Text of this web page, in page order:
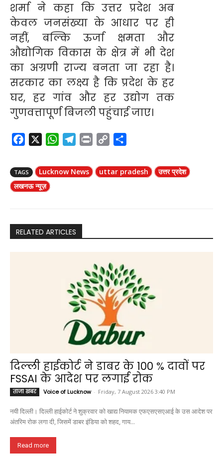
शर्मा ने कहा कि उत्तर प्रदेश अब
केवल जनसंख्या के आधार पर ही
नहीं, बल्कि ऊर्जा क्षमता और
औद्योगिक विकास के क्षेत्र में भी देश
का अग्रणी राज्य बनता जा रहा है।
सरकार का लक्ष्य है कि प्रदेश के हर
घर, हर गांव और हर उद्योग तक
गुणवत्तापूर्ण बिजली पहुंचाई जाए।
c
e
b
k
W
a
t
p
l
e
n
p
y
a
r
TAGS Lucknow News uttar pradesh
उत्तर प्रदेश
लखनऊ न्यूज़
RELATED ARTICLES
दिल्ली हाईकोर्ट ने डाबर के 100 % दावों पर
FSSAI के आदेश पर लगाई रोक
ताजा खबर Voice of Lucknow - Friday, 7 August 2026 3:40 PM
नयी दिल्ली। दिल्ली हाईकोर्ट ने शुक्रवार को खाद्य नियामक एफएसएसएआई के उस आदेश पर
अंतरिम रोक लगा दी, जिसमें डाबर इंडिया को शहद, गाय...
Read more